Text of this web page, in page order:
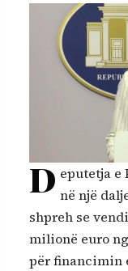
D eputetja e
në një
shpreh se
milionë euro
për financimin